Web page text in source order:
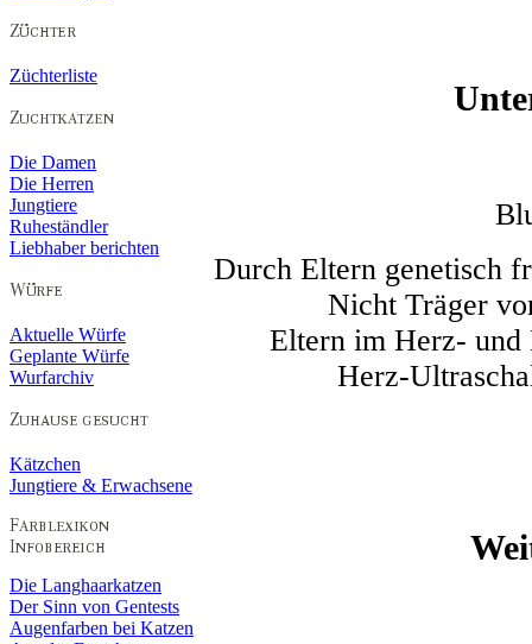
Züchterliste
Die Damen
Die Herren
Jungtiere
Ruheständler
Liebhaber berichten
Aktuelle Würfe
Geplante Würfe
Wurfarchiv
Kätzchen
Jungtiere & Erwachsene
Die Langhaarkatzen
Der Sinn von Gentests
Augenfarben bei Katzen
Durch Eltern genetisch
Nicht Träger
Eltern im Herz-
Herz-